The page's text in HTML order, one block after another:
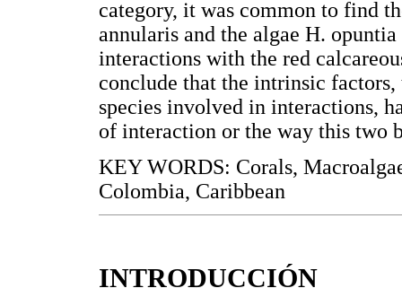
category, it was common to find
annularis and the algae H.
interactions with the red
conclude that the intrinsic
species involved in interactions,
of interaction or the way this two
KEY WORDS: Corals,
Colombia, Caribbean
INTRODUCCIÓN